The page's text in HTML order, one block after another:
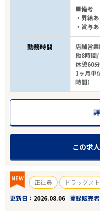
■備考
・昇給
・賞与
勤務時間
店舗営
働8時
休憩60
1ヶ月単
時間）
この求
NEW 正社員
ドラッグス
更新日
2026.08.06 登録販売